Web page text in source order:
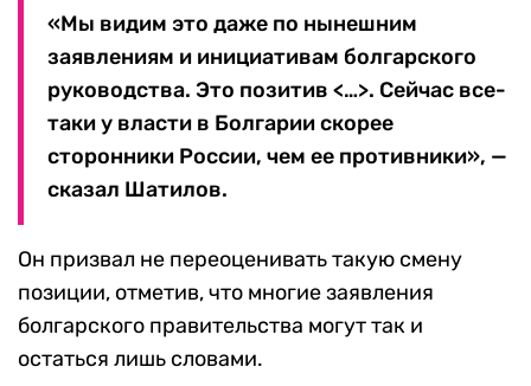
«Мы видим это даже по нынешним
заявлениям и инициативам болгарского
руководства. Это позитив <…>. Сейчас все-
таки у власти в Болгарии скорее
сторонники России, чем ее противники», —
сказал Шатилов.
Он призвал не переоценивать такую смену
позиции, отметив, что многие заявления
болгарского правительства могут так и
остаться лишь словами.